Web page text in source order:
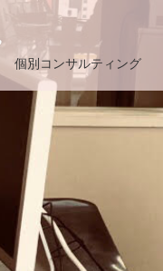
個別コンサルティング